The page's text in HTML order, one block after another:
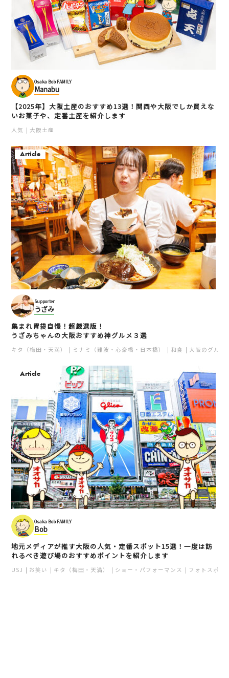
Osaka Bob FAMILY
Manabu
【2025年】大阪土産のおすすめ13選！関西や大阪でしか買えな
いお菓子や、定番土産を紹介します
人気 大阪土産
Article
Supporter
うざみ
集まれ胃袋自慢！超厳選版！
うざみちゃんの大阪おすすめ神グルメ３選
キタ（梅田・天満） ミナミ（難波・心斎橋・日本橋） 和食 大阪のグルメ
Article
Osaka Bob FAMILY
Bob
地元メディアが推す大阪の人気・定番スポット15選！一度は訪
れるべき遊び場のおすすめポイントを紹介します
USJ お笑い キタ（梅田・天満） ショー・パフォーマンス フォトスポッ